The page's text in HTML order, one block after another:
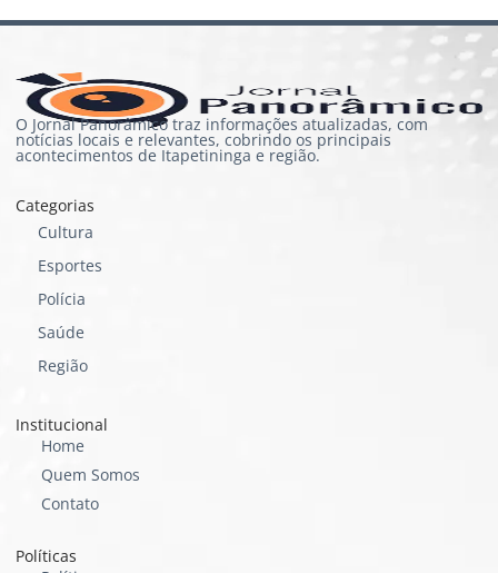
O Jornal Panorâmico traz informações atualizadas, com
notícias locais e relevantes, cobrindo os principais
acontecimentos de Itapetininga e região.
Categorias
Cultura
Esportes
Polícia
Saúde
Região
Institucional
Home
Quem Somos
Contato
Políticas